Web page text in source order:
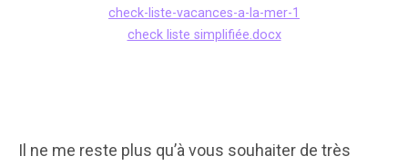
check-liste-vacances-a-la-mer-1
check liste simplifiée.docx
Il ne me reste plus qu’à vous souhaiter de très